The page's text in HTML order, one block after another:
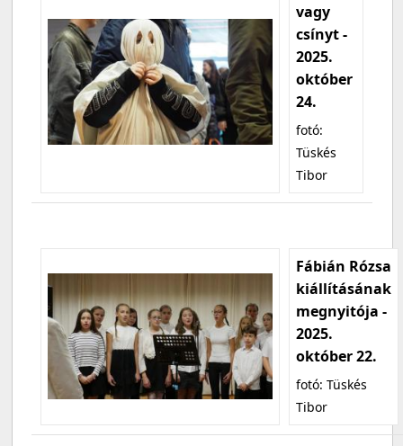
vagy
csínyt -
2025.
október
24.
fotó:
Tüskés
Tibor
Fábián Rózsa
kiállításának
megnyitója -
2025.
október 22.
fotó: Tüskés
Tibor